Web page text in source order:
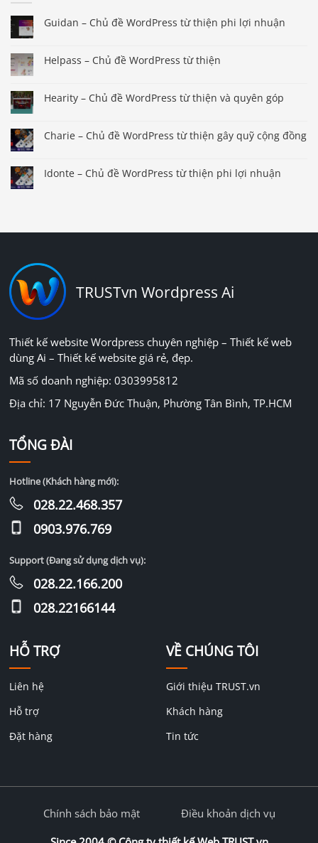
Guidan – Chủ đề WordPress từ thiện phi lợi nhuận
Helpass – Chủ đề WordPress từ thiện
Hearity – Chủ đề WordPress từ thiện và quyên góp
Charie – Chủ đề WordPress từ thiện gây quỹ cộng đồng
Idonte – Chủ đề WordPress từ thiện phi lợi nhuận
TRUSTvn Wordpress Ai
Thiết kế website Wordpress chuyên nghiệp – Thiết kế web
dùng Ai – Thiết kế website giá rẻ, đẹp.
Mã số doanh nghiệp: 0303995812
Địa chỉ: 17 Nguyễn Đức Thuận, Phường Tân Bình, TP.HCM
HỖ TRỢ
Liên hệ
Hỗ trợ
Đặt hàng
VỀ CHÚNG TÔI
Giới thiệu TRUST.vn
Khách hàng
Tin tức
TỔNG ĐÀI
Hotline (Khách hàng mới):
028.22.468.357
0903.976.769
Support (Đang sử dụng dịch vụ):
028.22.166.200
028.22166144
Chính sách bảo mật Điều khoản dịch vụ